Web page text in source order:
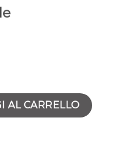
AL CARRELLO